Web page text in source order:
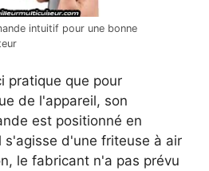
intuitif pour une bonne
pratique que pour
de l'appareil, son
est positionné en
s'agisse d'une friteuse à air
le fabricant n'a pas prévu